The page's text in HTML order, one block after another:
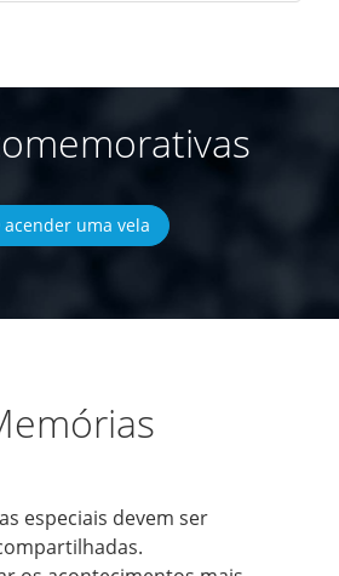
acender uma vela
especiais devem ser